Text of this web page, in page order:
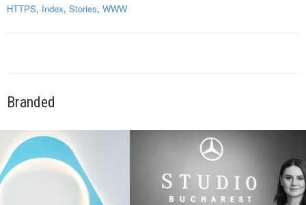
HTTPS, Index, Stories, WWW
Branded